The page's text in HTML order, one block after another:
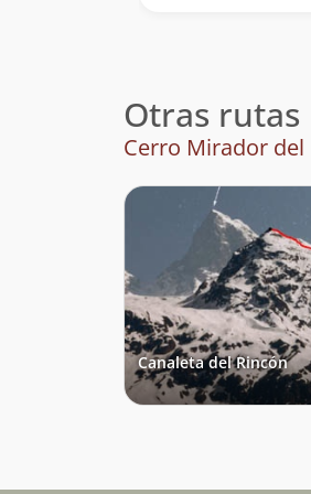
Otras rutas
Cerro Mirador
Canaleta del Rincón